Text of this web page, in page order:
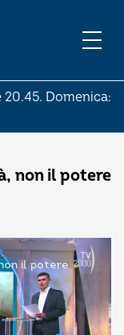
20.45. Domenica:
non il potere